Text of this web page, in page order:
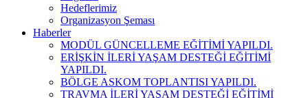
Hedeflerimiz
Organizasyon Şeması
Haberler
MODÜL GÜNCELLEME EĞİTİMİ YAPILDI.
ERİŞKİN İLERİ YAŞAM DESTEĞİ EĞİTİMİ
YAPILDI.
BÖLGE ASKOM TOPLANTISI YAPILDI.
TRAVMA İLERİ YAŞAM DESTEĞİ EĞİTİMİ